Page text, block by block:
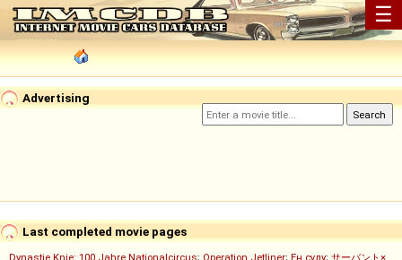
☰
Advertising
Last completed movie pages
Dynastie Knie: 100 Jahre Nationalcircus; Operation Jetliner; Ең сұлу; サーバント×